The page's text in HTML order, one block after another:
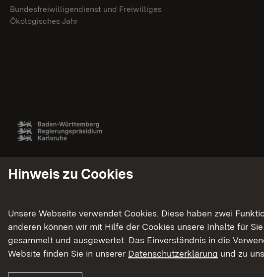
Bundesfreiwilligendienst und Freiwilliges
Ökologisches Jahr
Hinweis zu Cookies
Unsere Webseite verwendet Cookies. Diese haben zwei
anderen können wir mit Hilfe der Cookies unsere Inhalte für
gesammelt und ausgewertet. Das Einverständnis in die
Website finden Sie in unserer Datenschutzerklärung und zu